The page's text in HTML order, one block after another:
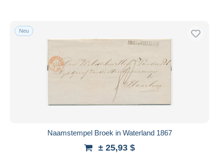
Neu
Naamstempel Broek in Waterland 1867
± 25,93 $